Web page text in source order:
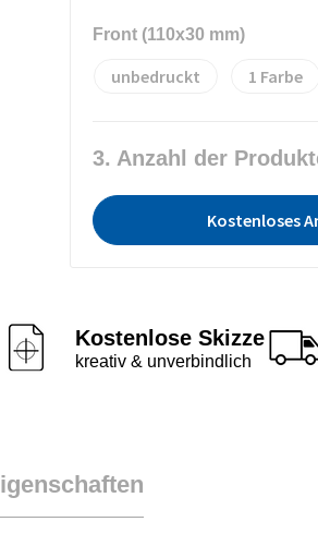
Front (110x30 mm)
unbedruckt 1
3. Anzahl der
Kostenloses
Kostenlose Skizze
kreativ & unverbindlich